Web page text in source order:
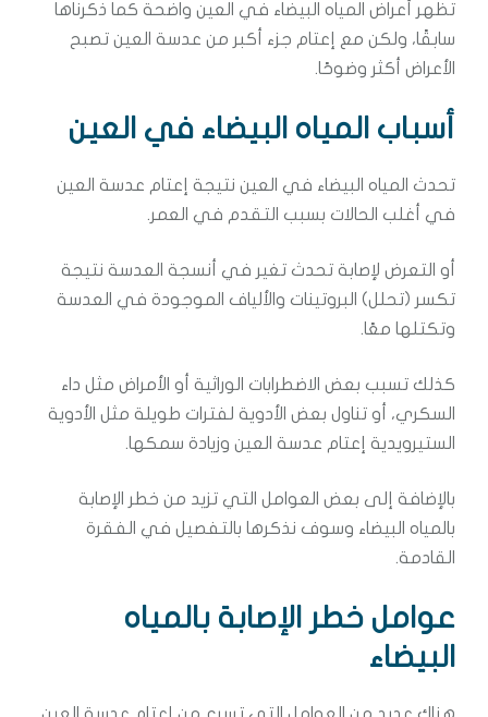
تظهر أعراض المياه البيضاء في العين واضحة كما ذكرناها
سابقًا، ولكن مع إعتام جزء أكبر من عدسة العين تصبح
الأعراض أكثر وضوحًا.
أسباب المياه البيضاء في العين
تحدث المياه البيضاء في العين نتيجة إعتام عدسة العين
في أغلب الحالات بسبب التقدم في العمر.
أو التعرض لإصابة تحدث تغير في أنسجة العدسة نتيجة
تكسر (تحلل) البروتينات والألياف الموجودة في العدسة
وتكتلها معًا.
كذلك تسبب بعض الاضطرابات الوراثية أو الأمراض مثل داء
السكري، أو تناول بعض الأدوية لفترات طويلة مثل الأدوية
الستيرويدية إعتام عدسة العين وزيادة سمكها.
بالإضافة إلى بعض العوامل التي تزيد من خطر الإصابة
بالمياه البيضاء وسوف نذكرها بالتفصيل في الفقرة
القادمة.
عوامل خطر الإصابة بالمياه
البيضاء